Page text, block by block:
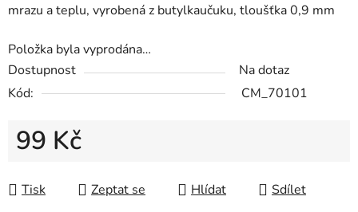
mrazu a teplu, vyrobená z butylkaučuku, tloušťka 0,9 mm
Položka byla vyprodána…
Dostupnost
Na dotaz
Kód:
CM_70101
99 Kč
Tisk
Zeptat se Hlídat Sdílet